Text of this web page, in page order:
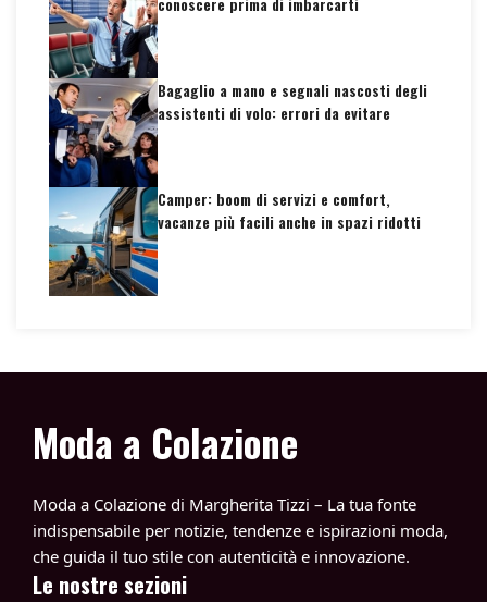
Bagaglio a mano e segnali nascosti degli
assistenti di volo: errori da evitare
Camper: boom di servizi e comfort,
vacanze più facili anche in spazi ridotti
Moda a Colazione
Moda a Colazione di Margherita Tizzi – La tua fonte
indispensabile per notizie, tendenze e ispirazioni moda,
che guida il tuo stile con autenticità e innovazione.
Le nostre sezioni